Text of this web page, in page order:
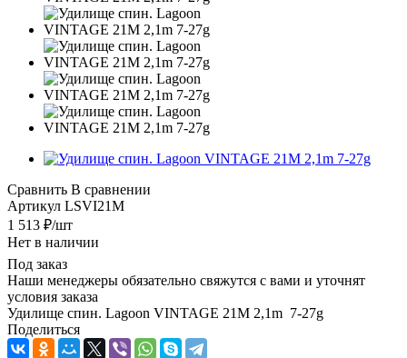
Сравнить В сравнении
Артикул LSVI21M
1 513 ₽/шт
Нет в наличии
Под заказ
Наши менеджеры обязательно свяжутся с вами и уточнят
условия заказа
Удилище спин. Lagoon VINTAGE 21M 2,1m 7-27g
Поделиться